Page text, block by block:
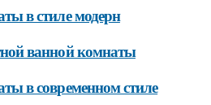
в стиле модерн
ванной комнаты
в современном стиле